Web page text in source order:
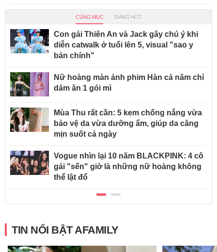
CÙNG MỤC ĐANG HOT
Con gái Thiên An và Jack gây chú ý khi
diễn catwalk ở tuổi lên 5, visual "sao y
bản chính"
Nữ hoàng màn ảnh phim Hàn cả năm chỉ
dám ăn 1 gói mì
Mùa Thu rất cần: 5 kem chống nắng vừa
bảo vệ da vừa dưỡng ẩm, giúp da căng
mịn suốt cả ngày
Vogue nhìn lại 10 năm BLACKPINK: 4 cô
gái "sến" giờ là những nữ hoàng không
thể lật đổ
TIN NỔI BẬT AFAMILY